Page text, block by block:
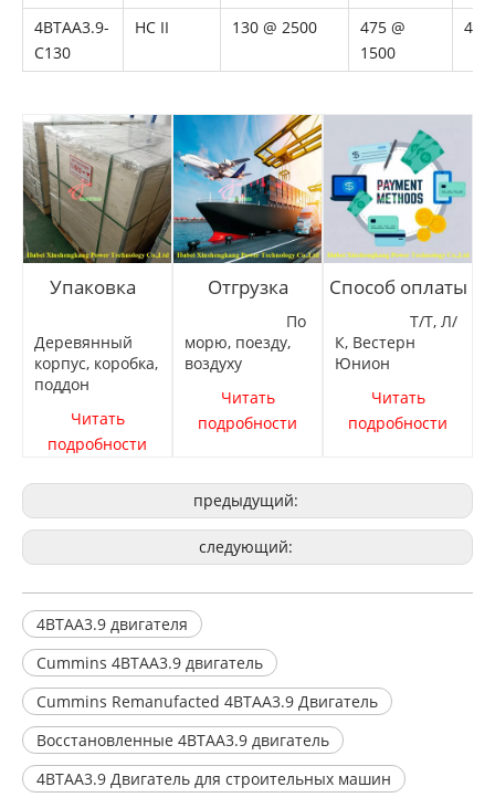
4BTAA3.9-
C130
НС II 130 @ 2500
475 @
1500
4
Упаковка
Деревянный
корпус, коробка,
поддон
Читать
подробности
Отгрузка
По
морю, поезду,
воздуху
Читать
подробности
Способ оплаты
Т/Т, Л/
К, Вестерн
Юнион
Читать
подробности
предыдущий:
следующий:
4BTAA3.9 двигателя
Cummins 4BTAA3.9 двигатель
Cummins Remanufacted 4BTAA3.9 Двигатель
Восстановленные 4BTAA3.9 двигатель
4BTAA3.9 Двигатель для строительных машин